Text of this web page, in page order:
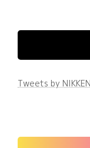
Tweets by